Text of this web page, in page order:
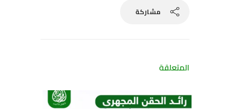
مشاركة
المتعلقة